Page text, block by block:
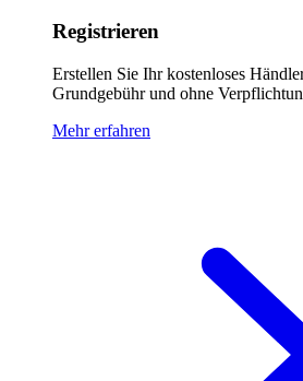
Registrieren
Erstellen Sie Ihr kostenloses
Grundgebühr und ohne
Mehr erfahren